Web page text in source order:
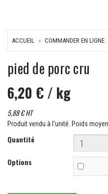
ACCUEIL COMMANDER EN LIGNE
pied de porc cru
6,20 €/ kg
5,88 € HT
Produit vendu à l'unité. Poids
Quantité
Options